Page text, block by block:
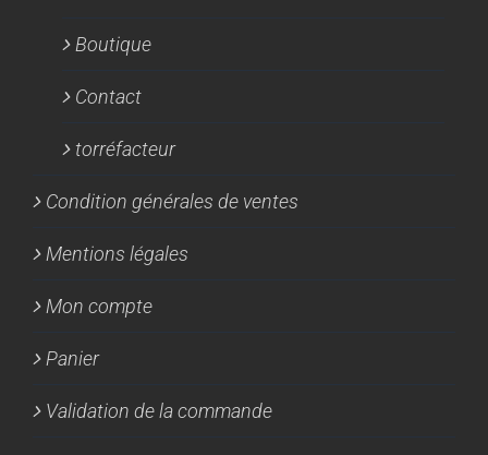
Boutique
Contact
torréfacteur
Condition générales de ventes
Mentions légales
Mon compte
Panier
Validation de la commande